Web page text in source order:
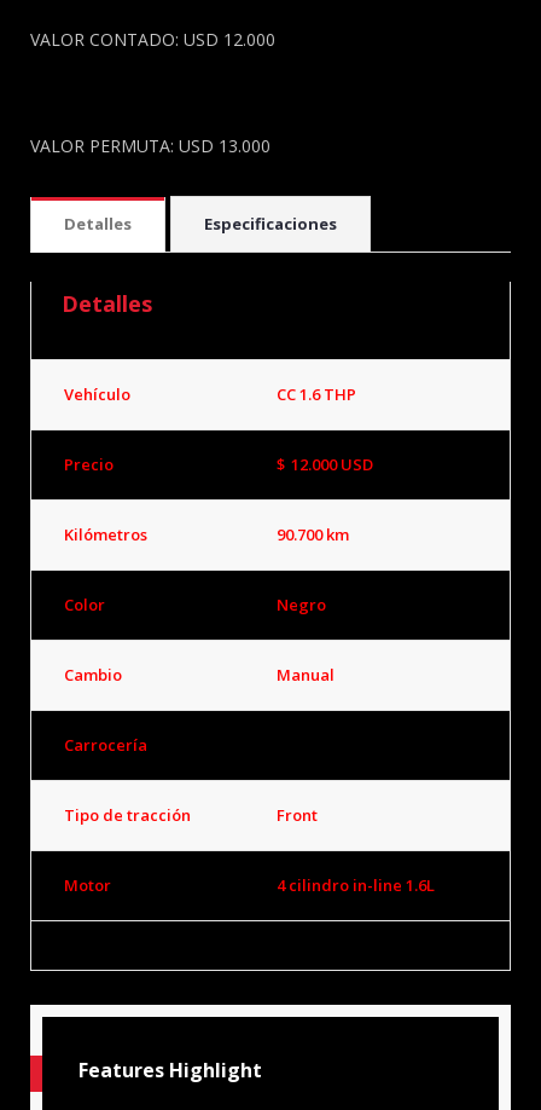
VALOR CONTADO: USD 12.000
VALOR PERMUTA: USD 13.000
Detalles Especificaciones
Detalles
Vehículo CC 1.6 THP
Precio $ 12.000USD
Kilómetros 90.700 km
Color Negro
Cambio Manual
Carrocería
Tipo de tracción Front
Motor 4 cilindro in-line 1.6L
Features Highlight